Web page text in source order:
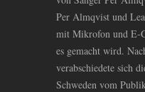
Per Almqvist und
mit Mikrofon und E-
es gemacht wird.
verabschiedete sich
Schweden vom